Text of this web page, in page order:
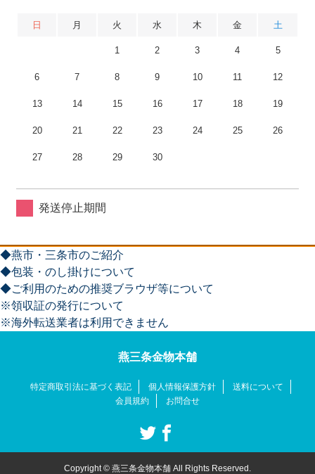
日 月 火 水 木 金 土
1 2 3 4 5
6 7 8 9 10 11 12
13 14 15 16 17 18 19
20 21 22 23 24 25 26
27 28 29 30
発送停止期間
◆燕市・三条市のご紹介
◆包装・のし掛けについて
◆ご利用のための推奨ブラウザ等について
※領収証の発行について
※海外転送業者は利用できません
燕三条金物本舗
特定商取引法に基づく表記 個人情報保護方針
送料について
会員規約
お問合せ
Copyright © 燕三条金物本舗 All Rights Reserved.